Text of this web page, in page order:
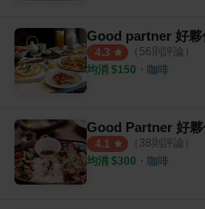
Good partner 好夥
4.3 （ 56則評論）
均消 $150 ・ 咖啡
Good Partner 好
4.1 （ 38則評論）
均消 $300 ・ 咖啡